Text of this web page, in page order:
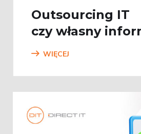
Outsourcing IT
czy własny
WIĘCEJ